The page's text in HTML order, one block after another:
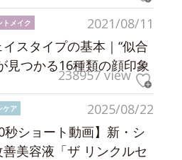
2021/08/11
トメイク
イスタイプの基本｜“似合
見つかる16種類の顔印象
238957 view
2025/08/22
ケア
秒ショート動画】新・シ
善美容液「ザ リンクルセ